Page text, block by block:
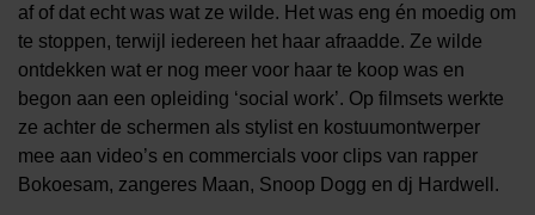
af of dat echt was wat ze wilde. Het was eng én moedig om
te stoppen, terwijl iedereen het haar afraadde. Ze wilde
ontdekken wat er nog meer voor haar te koop was en
begon aan een opleiding ‘social work’. Op filmsets werkte
ze achter de schermen als stylist en kostuumontwerper
mee aan video’s en commercials voor clips van rapper
Bokoesam, zangeres Maan, Snoop Dogg en dj Hardwell.